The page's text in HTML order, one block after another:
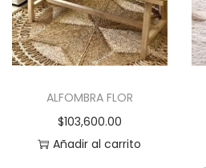
.
L
a
o
p
c
t
i
p
s
v
ALFOMBRA FLOR
$103,600.00
Añadir al carrito